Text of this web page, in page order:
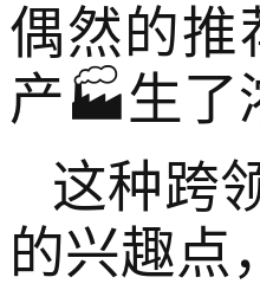
偶然的推
产🏭生了
这种跨
的兴趣点